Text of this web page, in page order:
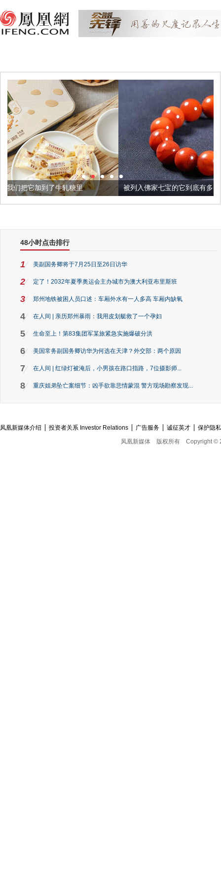
里 被列入佛家七宝的它到底有多美？
48小时点击排行
1 美副国务卿将于7月25日至26日访华
2 定了！2032年夏季奥运会主办城市为澳大利亚布里斯班
3 郑州地铁被困人员口述：车厢外水有一人多高 车厢内缺氧
4 在人间 | 亲历郑州暴雨：我用皮划艇救了一个孕妇
5 生命至上！第83集团军某旅紧急实施爆破分洪
6 美国常务副国务卿访华为何选在天津？外交部：两个原因
7 在人间 | 红绿灯被淹后，小男孩在路口指路，7位摄影师...
8 重庆姐弟坠亡案细节：凶手欲靠悲情蒙混 警方现场勘察发现...
凤凰新媒体介绍 投资者关系 Investor Relations 广告服务 诚征英才
保护隐
凤凰新媒体
版权所有 Copyright ©